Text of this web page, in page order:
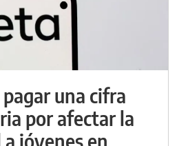
una cifra
por afectar la
jóvenes en